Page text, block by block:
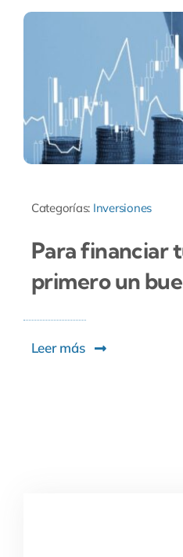
Categorías: Inversiones
Para financiar
primero un
Leer más